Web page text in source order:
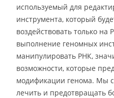
используемый для
инструмента, который
воздействовать только
выполнение геномных
манипулировать РНК,
возможности, которые
модификации генома. Мы
лечить и предотвращать